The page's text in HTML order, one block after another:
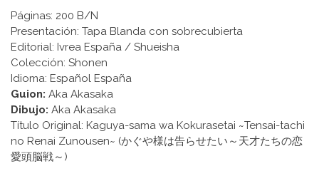
Páginas: 200 B/N
Presentación: Tapa Blanda con sobrecubierta
Editorial: Ivrea España / Shueisha
Colección: Shonen
Idioma: Español España
Guion: Aka Akasaka
Dibujo: Aka Akasaka
Título Original: Kaguya-sama wa Kokurasetai ~Tensai-tachi
no Renai Zunousen~ (かぐや様は告らせたい～天才たちの恋
愛頭脳戦～)